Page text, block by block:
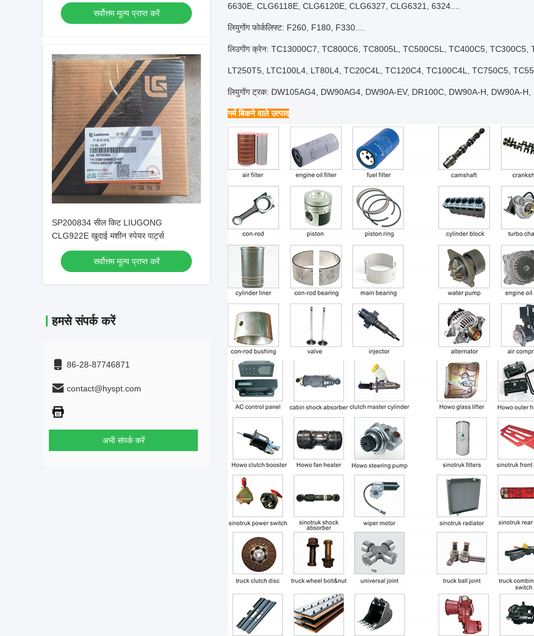
सर्वोत्तम मूल्य प्राप्त करें
SP200834 सील किट LIUGONG
CLG922E खुदाई मशीन स्पेयर पार्ट्स
सर्वोत्तम मूल्य प्राप्त करें
हमसे संपर्क करें
86-28-87746871
contact@hyspt.com
अभी संपर्क करें
6630E, CLG6118E, CLG6120E, CLG6327, CLG6321, 6324....
लियुगोंग फोर्कलिफ्ट: F260, F180, F330....
लिउगोंग क्रेन: TC13000C7, TC800C6, TC8005L, TC500C5L, TC400C5, TC300C5,
LT250T5, LTC100L4, LT80L4, TC20C4L, TC120C4, TC100C4L, TC750C5,
लियुगोंग ट्रक: DW105AG4, DW90AG4, DW90A-EV, DR100C, DW90A-H, DW90A-
गर्म बिकने वाले उत्पाद